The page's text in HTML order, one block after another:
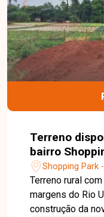
Terreno
bairro
MGShopping Park
Terreno rural
margens do Rio
construção da